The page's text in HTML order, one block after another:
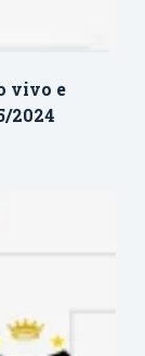
vivo e
2024